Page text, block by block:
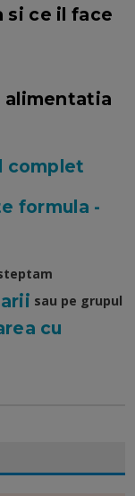
si ce il face
alimentatia
complet
formula -
sau pe grupul
cu